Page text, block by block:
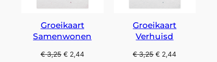
Groeikaart
Samenwonen
€3,25 €2,44
Groeikaart
Verhuisd
€3,25 € 2,44